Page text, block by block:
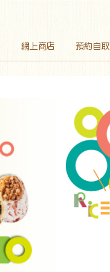
網上商店 預約自取